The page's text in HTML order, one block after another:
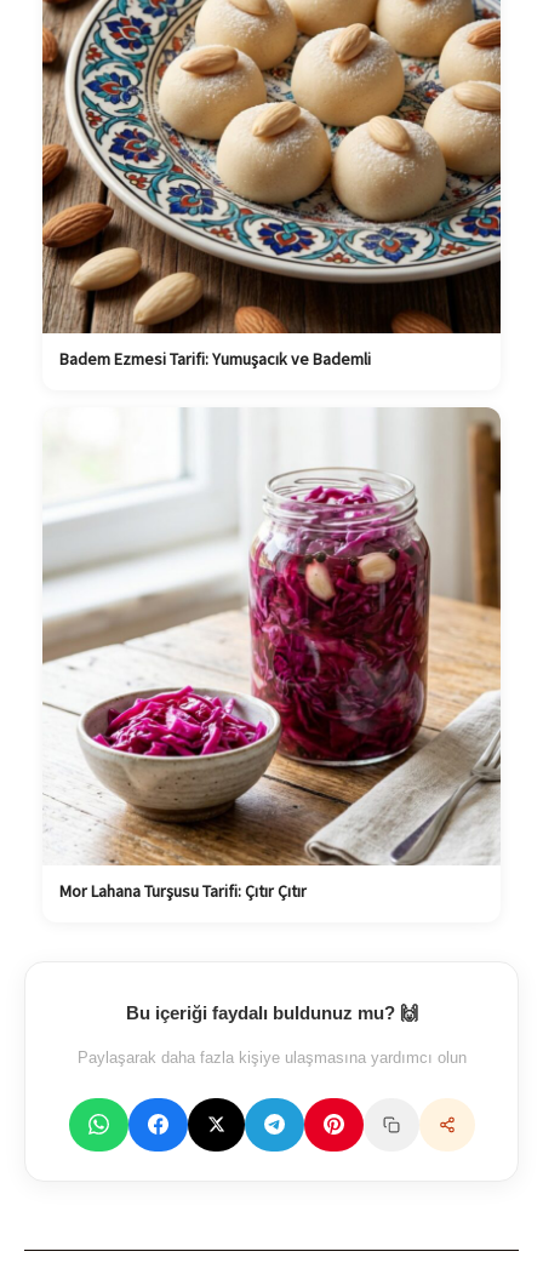
Badem Ezmesi Tarifi: Yumuşacık ve Bademli
Mor Lahana Turşusu Tarifi: Çıtır Çıtır
Bu içeriği faydalı buldunuz mu? 🙌
Paylaşarak daha fazla kişiye ulaşmasına yardımcı olun